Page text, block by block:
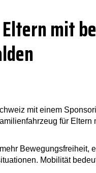
mit
mit einem
für
Bewegungsfreiheit,
Mobilität